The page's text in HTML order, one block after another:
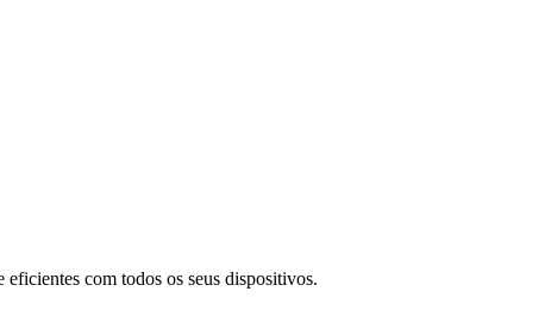
com todos os seus dispositivos.